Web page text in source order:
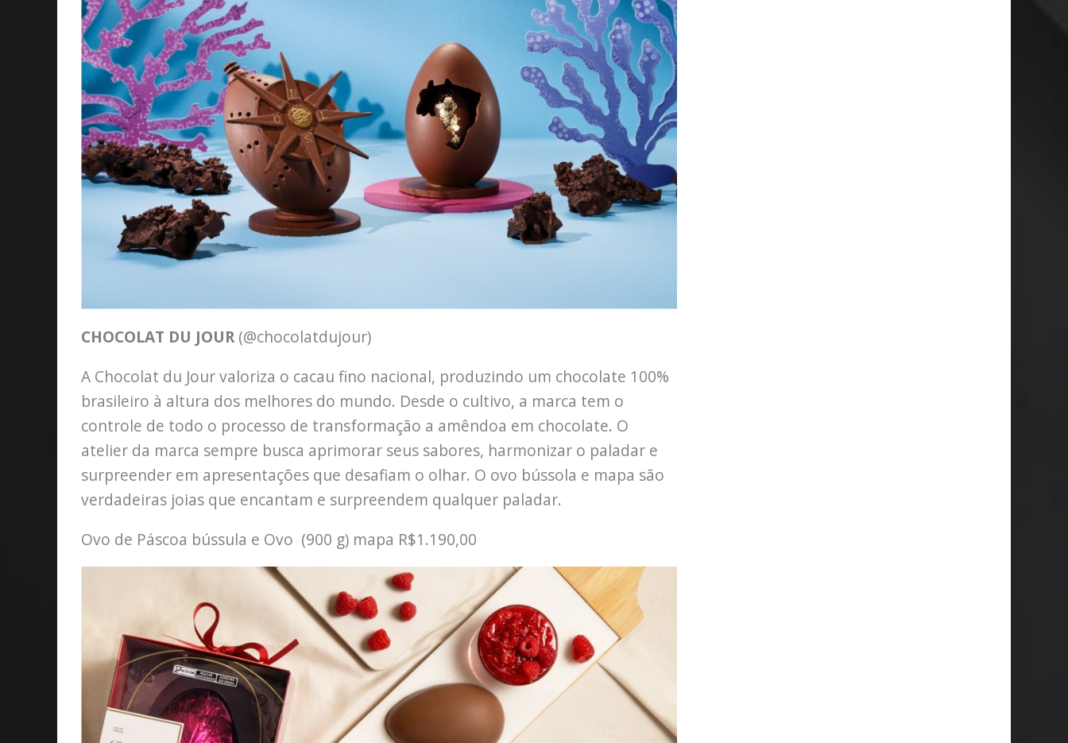
CHOCOLAT DU JOUR (@chocolatdujour)
A Chocolat du Jour valoriza o cacau fino nacional, produzindo um chocolate 100%
brasileiro à altura dos melhores do mundo. Desde o cultivo, a marca tem o
controle de todo o processo de transformação a amêndoa em chocolate. O
atelier da marca sempre busca aprimorar seus sabores, harmonizar o paladar e
surpreender em apresentações que desafiam o olhar. O ovo bússola e mapa são
verdadeiras joias que encantam e surpreendem qualquer paladar.
Ovo de Páscoa bússula e Ovo (900 g) mapa R$1.190,00